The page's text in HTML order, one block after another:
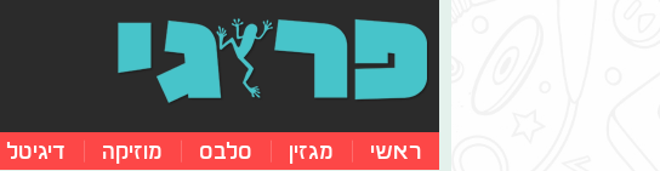
ראשי מגזין סלבס מוזיקה דיגיטל